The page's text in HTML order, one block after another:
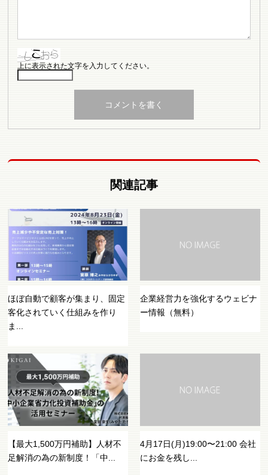
上に表示された文字を入力してください。
関連記事
ほぼ自動で顧客が集まり、固定
客化されていく仕組みを作り
ま...
企業経営力を強化するウェビナ
ー情報（無料）
【最大1,500万円補助】人材不
足解消の為の新制度！「中...
4月17日(月)19:00〜21:00 会社
にお金を残し...